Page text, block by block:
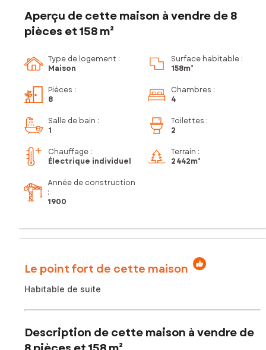
Aperçu de cette maison à vendre de 8
pièces et 158 m²
Type de logement :
Maison
Surface habitable :
158m²
Pièces :
8
Chambres :
4
Salle de bain :
1
Toilettes :
2
Chauffage :
Électrique individuel
Terrain :
2 442m²
Année de construction
:
1900
Le point fort de cette maison
Habitable de suite
Description de cette maison à vendre de